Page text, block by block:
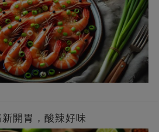
開胃，酸辣好味